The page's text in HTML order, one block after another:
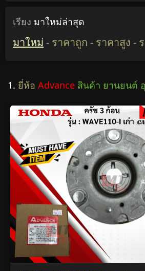
เรียง มาใหม่ล่าสุด
มาใหม่ - ราคาถูก - ราคาสูง -
1. ยี่ห้อ Advance สินค้า ยานยนต์